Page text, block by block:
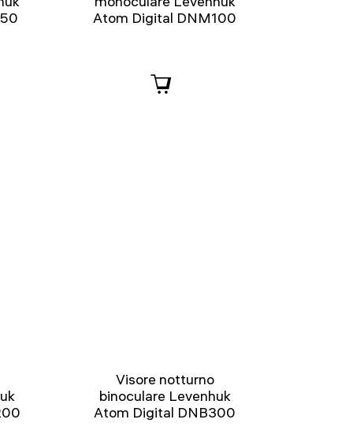
Atom Digital DNM100
Visore notturno
binoculare Levenhuk
Atom Digital DNB300